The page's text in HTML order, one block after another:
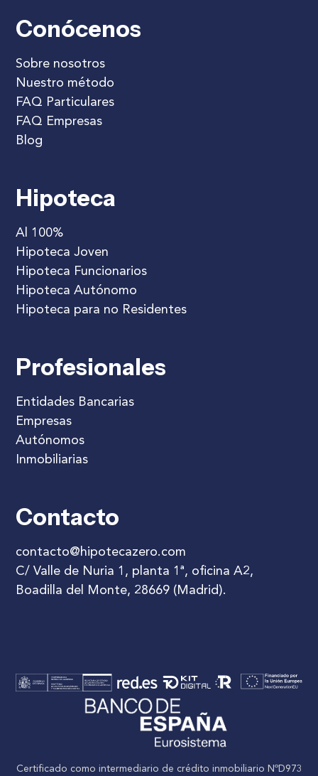
Conócenos
Sobre nosotros
Nuestro método
FAQ Particulares
FAQ Empresas
Blog
Hipoteca
Al 100%
Hipoteca Joven
Hipoteca Funcionarios
Hipoteca Autónomo
Hipoteca para no Residentes
Profesionales
Entidades Bancarias
Empresas
Autónomos
Inmobiliarias
Contacto
contacto@hipotecazero.com
C/ Valle de Nuria 1, planta 1ª, oficina A2,
Boadilla del Monte, 28669 (Madrid).
Certificado como intermediario de crédito inmobiliario NºD973